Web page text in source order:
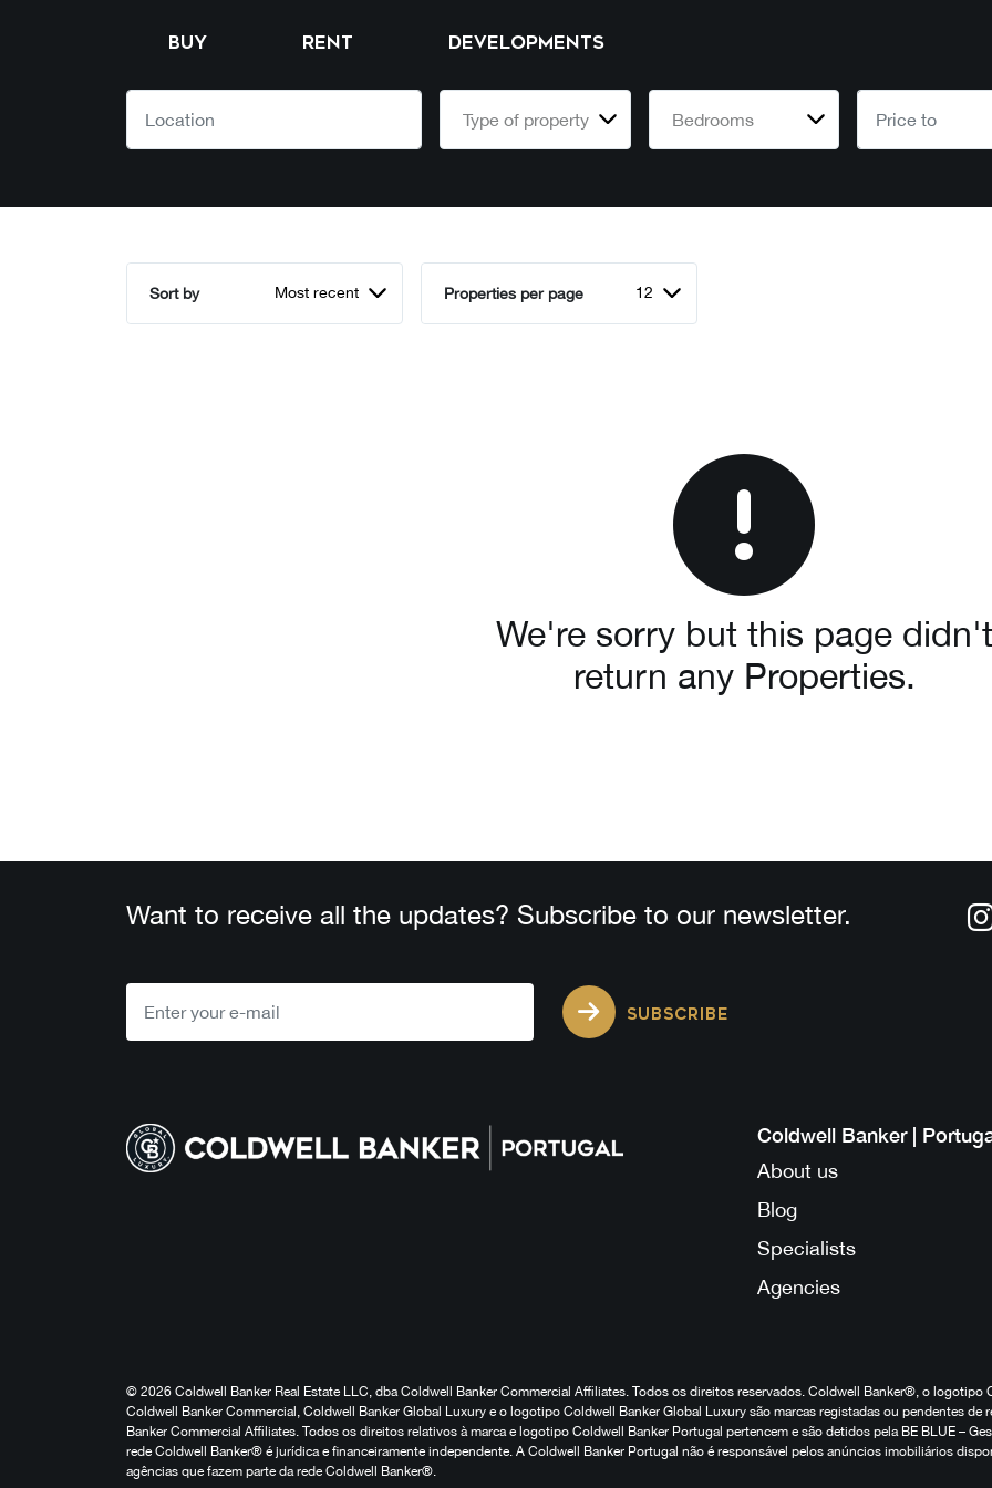
BUY RENT DEVELOPMENTS
Type of property Bedrooms
Sort by Most recent Properties per page 12
We're sorry but this page didn't
return any Properties.
Want to receive all the updates? Subscribe to our newsletter.
SUBSCRIBE
Coldwell Banker |
About us
Blog
Specialists
Agencies
© 2026 Coldwell Banker Real Estate LLC, dba Coldwell Banker Commercial Affiliates. Todos os direitos reservados. Coldwell Banker®, o
Coldwell Banker Commercial, Coldwell Banker Global Luxury e o logotipo Coldwell Banker Global Luxury são marcas registadas ou pendentes de
Banker Commercial Affiliates. Todos os direitos relativos à marca e logotipo Coldwell Banker Portugal pertencem e são detidos pela BE BLUE –
rede Coldwell Banker® é jurídica e financeiramente independente. A Coldwell Banker Portugal não é responsável pelos anúncios imobiliários
agências que fazem parte da rede Coldwell Banker®.